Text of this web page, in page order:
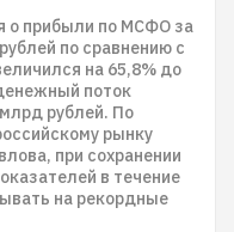
о прибыли по МСФО за
по сравнению с
на 65,8% до
поток
рублей. По
рынку
при сохранении
в течение
на рекордные